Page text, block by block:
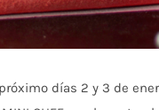
días 2 y 3 de